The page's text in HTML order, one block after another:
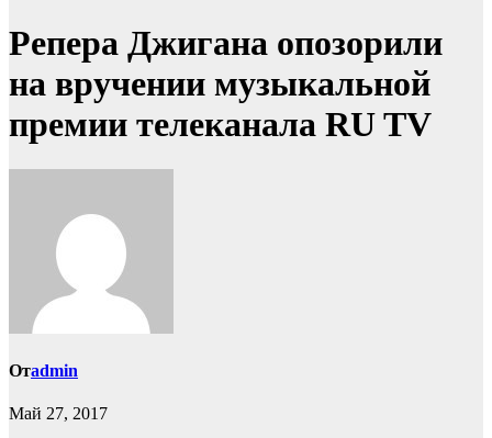
Репера Джигана опозорили
на вручении музыкальной
премии телеканала RU TV
Отadmin
Май 27, 2017